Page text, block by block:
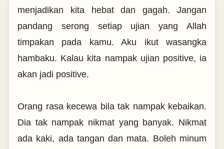
menjadikan kita hebat dan gagah. Jangan
pandang serong setiap ujian yang Allah
timpakan pada kamu. Aku ikut wasangka
hambaku. Kalau kita nampak ujian positive, ia
akan jadi positive.
Orang rasa kecewa bila tak nampak kebaikan.
Dia tak nampak nikmat yang banyak. Nikmat
ada kaki, ada tangan dan mata. Boleh minum